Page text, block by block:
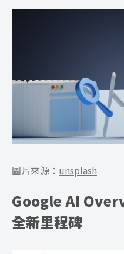
圖片來源： unsplash
Google AI
全新里程碑